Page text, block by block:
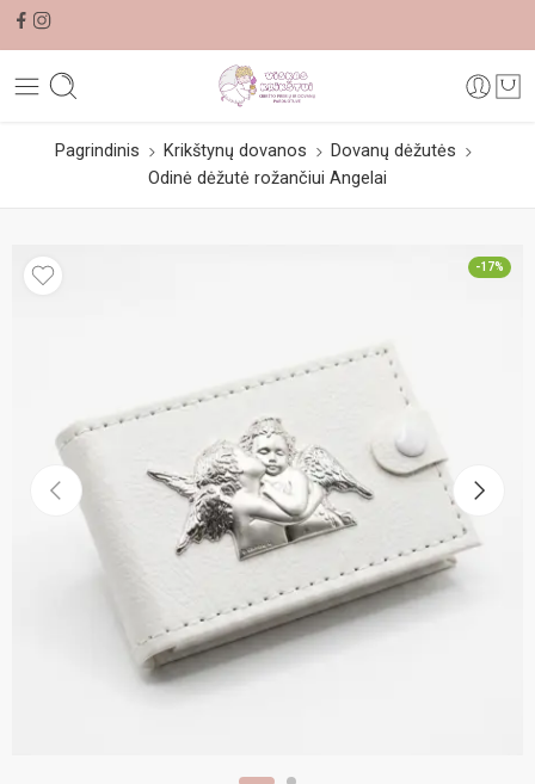
Pagrindinis Krikštynų dovanos
Dovanų dėžutės
Odinė dėžutė rožančiui Angelai
-17%